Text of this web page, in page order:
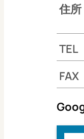
住所
TEL
FAX